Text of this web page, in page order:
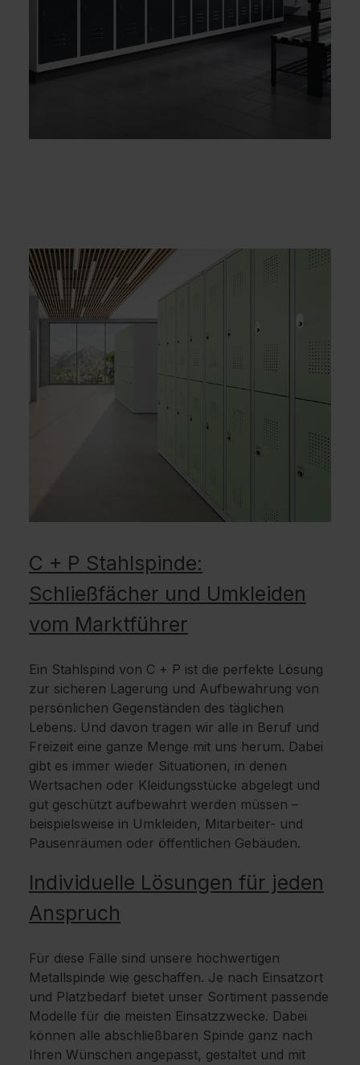
C + P Stahlspinde:
Schließfächer und Umkleiden
vom Marktführer
Ein Stahlspind von C + P ist die perfekte Lösung
zur sicheren Lagerung und Aufbewahrung von
persönlichen Gegenständen des täglichen
Lebens. Und davon tragen wir alle in Beruf und
Freizeit eine ganze Menge mit uns herum. Dabei
gibt es immer wieder Situationen, in denen
Wertsachen oder Kleidungsstücke abgelegt und
gut geschützt aufbewahrt werden müssen –
beispielsweise in Umkleiden, Mitarbeiter- und
Pausenräumen oder öffentlichen Gebäuden.
Individuelle Lösungen für jeden
Anspruch
Für diese Fälle sind unsere hochwertigen
Metallspinde wie geschaffen. Je nach Einsatzort
und Platzbedarf bietet unser Sortiment passende
Modelle für die meisten Einsatzzwecke. Dabei
können alle abschließbaren Spinde ganz nach
Ihren Wünschen angepasst, gestaltet und mit